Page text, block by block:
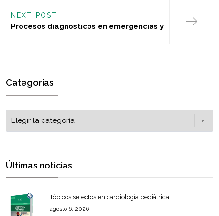
NEXT POST
Procesos diagnósticos en emergencias y
Categorías
Últimas noticias
Tópicos selectos en cardiología pediátrica
agosto 6, 2026